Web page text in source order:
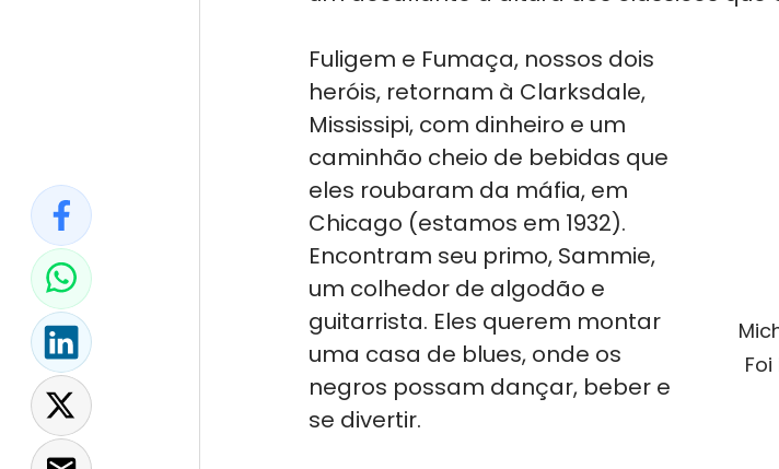
Fuligem e Fumaça, nossos dois
heróis, retornam à Clarksdale,
Mississipi, com dinheiro e um
caminhão cheio de bebidas que
eles roubaram da máfia, em
Chicago (estamos em 1932).
Encontram seu primo, Sammie,
um colhedor de algodão e
guitarrista. Eles querem montar
uma casa de blues, onde os
negros possam dançar, beber e
se divertir.